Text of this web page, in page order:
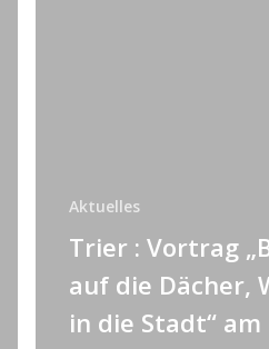
Aktuelles
Trier : Vortrag
auf die Dächer,
in die Stadt“ am